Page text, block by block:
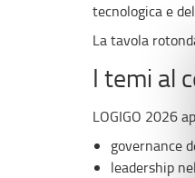
tecnologica e
La tavola
I temi al
LOGIGO 2026
governance
leadership